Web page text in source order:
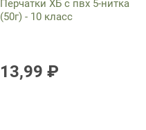
Перчатки ХБ с пвх 5-нитка
(50г) - 10 класс
13,99 ₽